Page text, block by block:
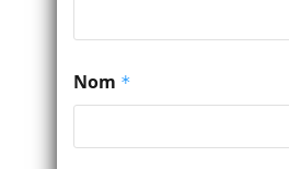
Nom *